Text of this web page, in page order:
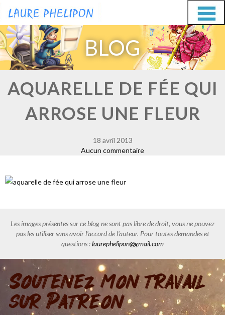
Aller
au
contenu
Aller
au
contenu
BLOG
AQUARELLE DE FÉE QUI
ARROSE UNE FLEUR
18 avril 2013
Aucun commentaire
Les images présentes sur ce blog ne sont pas libre de droit, vous ne pouvez
pas les utiliser sans avoir l'accord de l'auteur. Pour toutes demandes et
questions :laurephelipon@gmail.com
Soutenez mon travail
sur Patreon